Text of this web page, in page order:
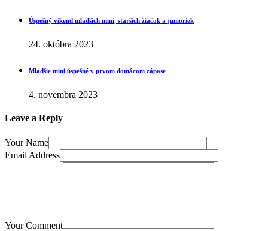
Úspešný víkend mladších mini, starších žiačok a junioriek
24. októbra 2023
Mladšie mini úspešné v prvom domácom zápase
4. novembra 2023
Leave a Reply
Your Name
Email Address
Your Comment